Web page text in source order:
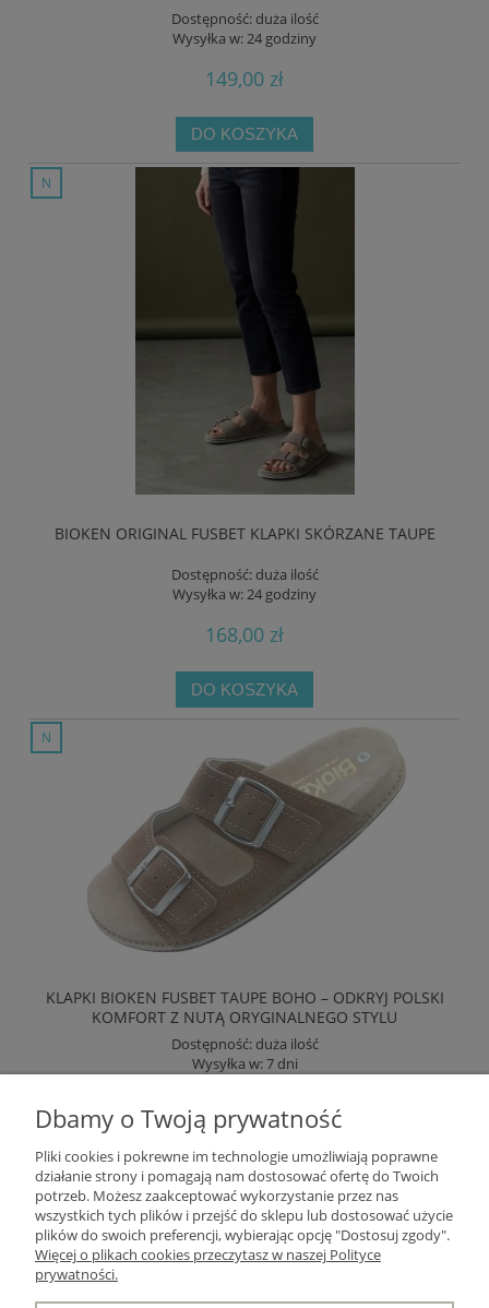
Dostępność: duża ilość
Wysyłka w:24 godziny
149,00 zł
DO KOSZYKA
BIOKEN ORIGINAL FUSBET KLAPKI SKÓRZANE TAUPE
Dostępność: duża ilość
Wysyłka w: 24 godziny
168,00 zł
DO KOSZYKA
KLAPKI BIOKEN FUSBET TAUPE BOHO – ODKRYJ POLSKI
KOMFORT Z NUTĄ ORYGINALNEGO STYLU
Dostępność: duża ilość
Wysyłka w:7 dni
DO KOSZYKA
« 1 2 »
Dbamy o Twoją prywatność
Pliki cookies i pokrewne im technologie umożliwiają poprawne
działanie strony i pomagają nam dostosować ofertę do Twoich
potrzeb. Możesz zaakceptować wykorzystanie przez nas
wszystkich tych plików i przejść do sklepu lub dostosować użycie
plików do swoich preferencji, wybierając opcję "Dostosuj zgody".
Więcej o plikach cookies przeczytasz w naszej Polityce
prywatności.